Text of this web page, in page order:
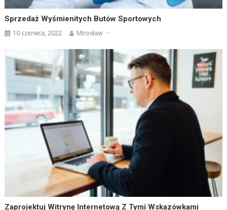
Sprzedaż Wyśmienitych Butów Sportowych
10 czerwca, 2022 Mirosław
Zaprojektuj Witrynę Internetową Z Tymi Wskazówkami